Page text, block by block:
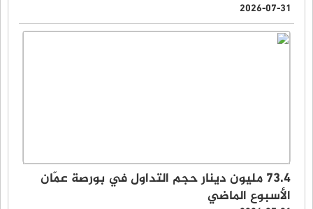
2026-07-31
73.4 مليون دينار حجم التداول في بورصة عمّان
الأسبوع الماضي